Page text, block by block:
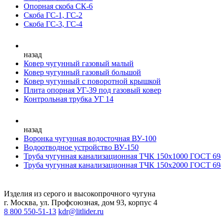
Опорная скоба СК-6
Скоба ГС-1, ГС-2
Скоба ГС-3, ГС-4
назад
Ковер чугунный газовый малый
Ковер чугунный газовый большой
Ковер чугунный с поворотной крышкой
Плита опорная УГ-39 под газовый ковер
Контрольная трубка УГ 14
назад
Воронка чугунная водосточная ВУ-100
Водоотводное устройство ВУ-150
Труба чугунная канализационная ТЧК 150х1000 ГОСТ
Труба чугунная канализационная ТЧК 150х2000 ГОСТ
Изделия из серого и высокопрочного чугуна
г. Москва, ул. Профсоюзная, дом 93, корпус 4
8 800 550-51-13 kdr@litlider.ru